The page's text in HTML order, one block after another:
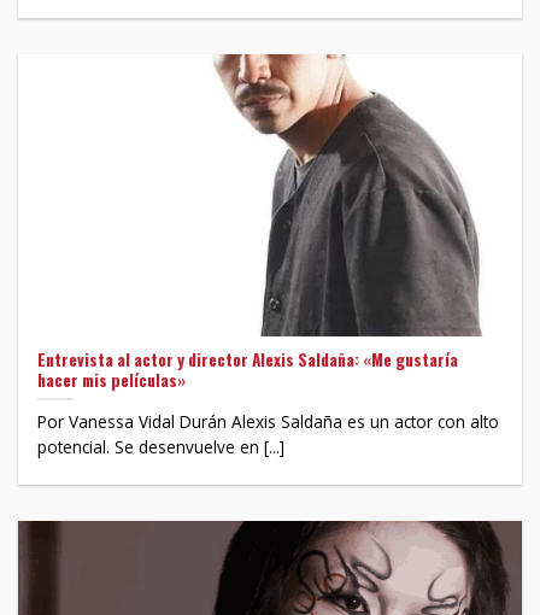
Entrevista al actor y director Alexis Saldaña: «Me gustaría
hacer mis películas»
Por Vanessa Vidal Durán Alexis Saldaña es un actor con alto
potencial. Se desenvuelve en [...]